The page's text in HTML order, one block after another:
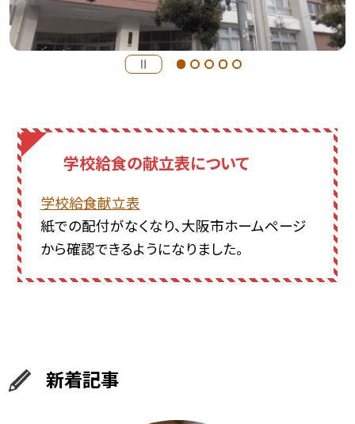
学校給食の献立表について
学校給食献立表
紙での配付がなくなり、大阪市ホームページ
から確認できるようになりました。
新着記事